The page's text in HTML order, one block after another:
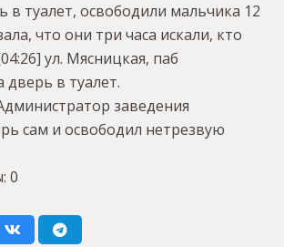
в туалет, освободили мальчика 12
что они три часа искали, кто
ул. Мясницкая, паб
дверь в туалет.
заведения
сам и освободил нетрезвую
0